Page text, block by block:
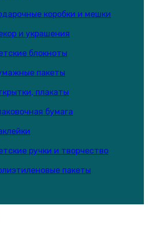
коробки и мешки
и украшения
блокноты
пакеты
плакаты
бумага
ручки и творчество
пакеты